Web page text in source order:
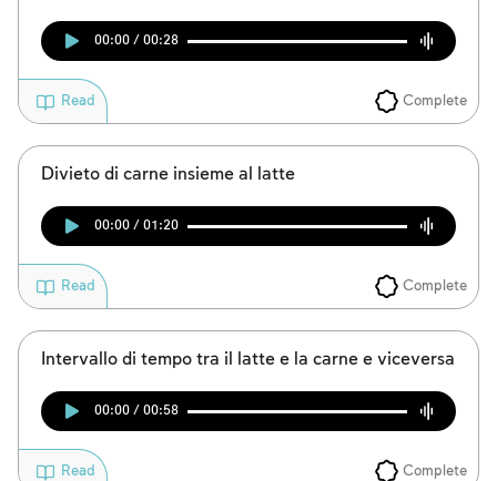
00:00 / 00:28
Complete
Read
Divieto di carne insieme al latte
00:00 / 01:20
Complete
Read
Intervallo di tempo tra il latte e la carne e viceversa
00:00 / 00:58
Complete
Read
To mark concepts as learned, you'll need
to create an account or log in.